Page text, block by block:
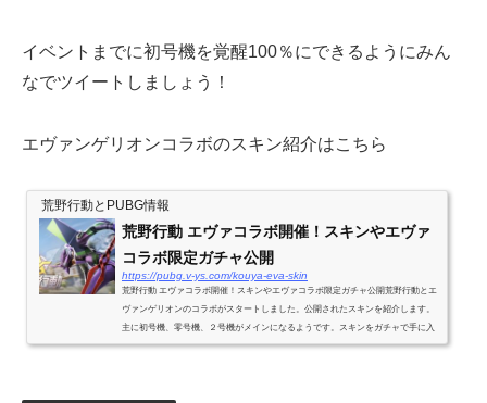
イベントまでに初号機を覚醒100％にできるようにみん
なでツイートしましょう！
エヴァンゲリオンコラボのスキン紹介はこちら
荒野行動とPUBG情報
荒野行動 エヴァコラボ開催！スキンやエヴァ
コラボ限定ガチャ公開
https://pubg.v-ys.com/kouya-eva-skin
荒野行動 エヴァコラボ開催！スキンやエヴァコラボ限定ガチャ公開荒野行動とエ
ヴァンゲリオンのコラボがスタートしました。公開されたスキンを紹介します。
主に初号機、零号機、２号機がメインになるようです。スキンをガチャで手に入
れることができますが日にちによ...